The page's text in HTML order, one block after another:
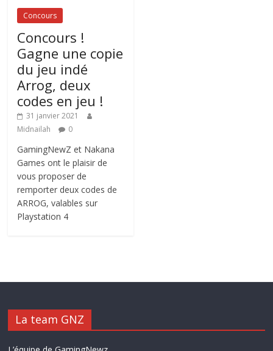
Concours
Concours !
Gagne une copie
du jeu indé
Arrog, deux
codes en jeu !
31 janvier 2021
Midnailah
0
GamingNewZ et Nakana
Games ont le plaisir de
vous proposer de
remporter deux codes de
ARROG, valables sur
Playstation 4
La team GNZ